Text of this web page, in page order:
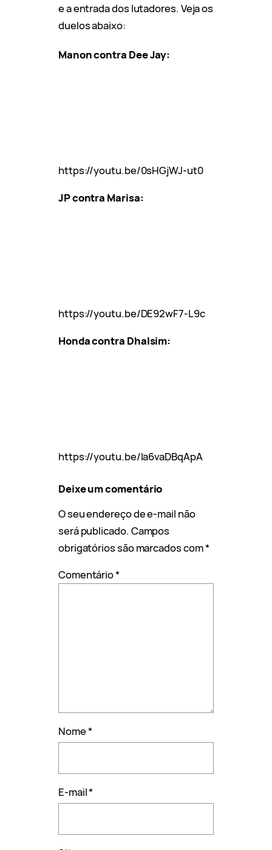
e a entrada dos lutadores. Veja os
duelos abaixo:
Manon contra Dee Jay:
https://youtu.be/0sHGjWJ-ut0
JP contra Marisa:
https://youtu.be/DE92wF7-L9c
Honda contra Dhalsim:
https://youtu.be/Ia6vaDBqApA
Deixe um comentário
O seu endereço de e-mail não
será publicado. Campos
obrigatórios são marcados com*
Comentário*
Nome*
E-mail*